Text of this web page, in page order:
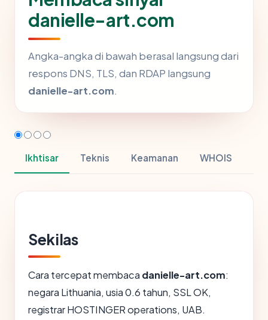
danielle-art.com
Angka-angka di bawah berasal langsung dari
respons DNS, TLS, dan RDAP langsung
danielle-art.com.
Ikhtisar Teknis Keamanan WHOIS
Sekilas
Cara tercepat membaca danielle-art.com:
negara Lithuania, usia 0.6 tahun, SSL OK,
registrar HOSTINGER operations, UAB.